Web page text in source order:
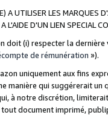
A UTILISER LES MARQUES
L'AIDE D'UN LIEN SPECIAL
doit (i) respecter la
de rémunération »).
uniquement aux fins
manière qui suggérerait
à notre discrétion,
document imprimé,